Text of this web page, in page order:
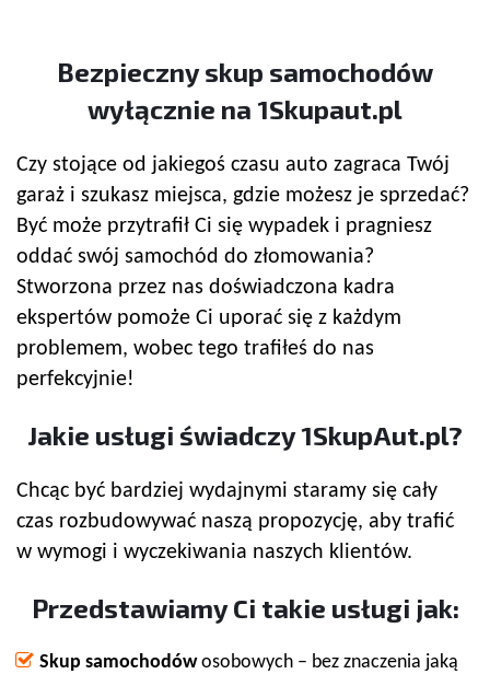
Bezpiecznyskup samochodów
wyłącznie na 1Skupaut.pl
Czy stojące od jakiegoś czasu auto zagraca Twój
garaż i szukasz miejsca, gdzie możesz je sprzedać?
Być może przytrafił Ci się wypadek i pragniesz
oddać swój samochód do złomowania?
Stworzona przez nas doświadczona kadra
ekspertów pomoże Ci uporać się z każdym
problemem, wobec tego trafiłeś do nas
perfekcyjnie!
Jakie usługi świadczy 1SkupAut.pl?
Chcąc być bardziej wydajnymi staramy się cały
czas rozbudowywać naszą propozycję, aby trafić
w wymogi i wyczekiwania naszych klientów.
Przedstawiamy Ci takie usługi jak:
Skup samochodówosobowych – bez znaczenia jaką